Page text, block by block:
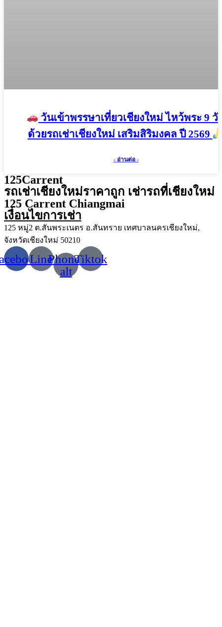
วันเข้าพรรษาเที่ยวเชียงใหม่ ไหว้พระ 9 วั
ด้วยรถเช่าเชียงใหม่ เสริมสิริมงคล ปี 2569
- อ่านต่อ -
125Carrent
รถเช่าเชียงใหม่ราคาถูก เช่ารถที่เชียงใหม่
125 Carrent Chiangmai
เงื่อนไขการเช่า
125 หมู่2 ต.สันพระเนตร อ.สันทราย เทศบาลนครเชียงใหม่,
จังหวัดเชียงใหม่ 50210
LinePhone-
alt
Tiktok